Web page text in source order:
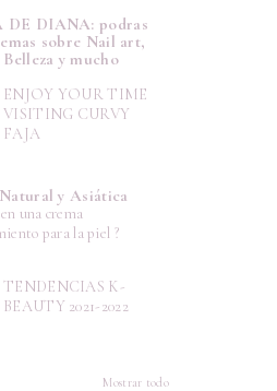
DE DIANA: podras
sobre Nail art,
y mucho
ENJOY YOUR TIME
VISITING CURVY
FAJA
y Asiática
una crema
para la piel ?
TENDENCIAS K-
BEAUTY 2021-2022
Mostrar todo